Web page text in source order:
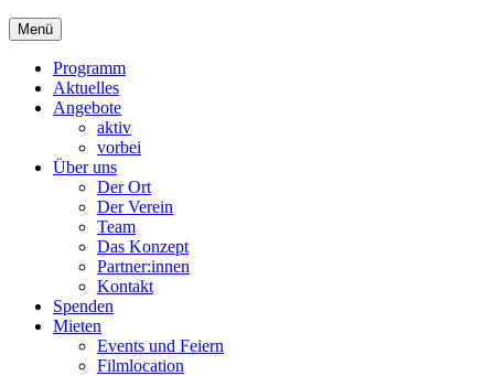
Menü
Programm
Aktuelles
Angebote
aktiv
vorbei
Über uns
Der Ort
Der Verein
Team
Das Konzept
Partner:innen
Kontakt
Spenden
Mieten
Events und Feiern
Filmlocation